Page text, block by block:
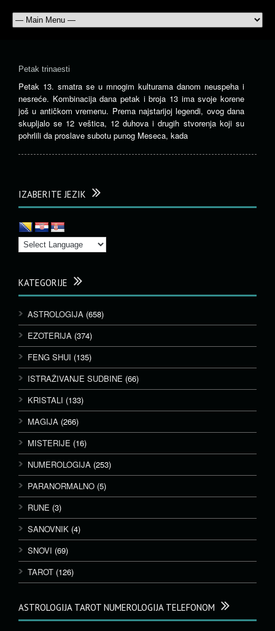
Petak trinaesti
Petak 13. smatra se u mnogim kulturama danom neuspeha i
nesreće. Kombinacija dana petak i broja 13 ima svoje korene
još u antičkom vremenu. Prema najstarijoj legendi, ovog dana
skupljalo se 12 veštica, 12 duhova i drugih stvorenja koji su
pohrlili da proslave subotu punog Meseca, kada
IZABERITE JEZIK
KATEGORIJE
ASTROLOGIJA (658)
EZOTERIJA (374)
FENG SHUI (135)
ISTRAŽIVANJE SUDBINE (66)
KRISTALI (133)
MAGIJA (266)
MISTERIJE (16)
NUMEROLOGIJA (253)
PARANORMALNO (5)
RUNE (3)
SANOVNIK (4)
SNOVI (69)
TAROT (126)
ASTROLOGIJA TAROT NUMEROLOGIJA TELEFONOM